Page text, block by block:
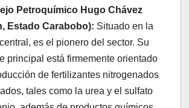
Petroquímico Hugo Chávez
Estado Carabobo): Situado en la
es el pionero del sector. Su
principal está firmemente orientado
de fertilizantes nitrogenados
tales como la urea y el sulfato